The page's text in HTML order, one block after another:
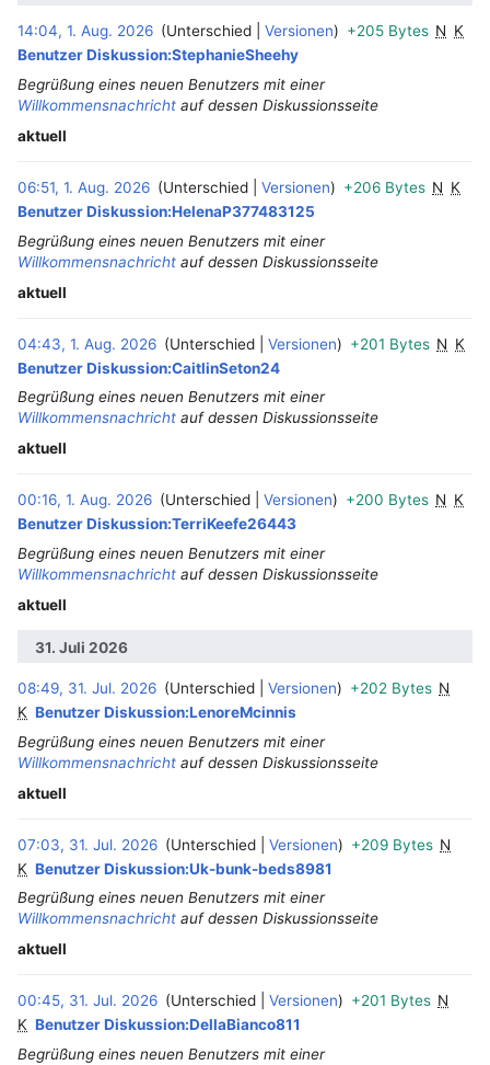
14:04, 1. Aug. 2026 Unterschied Versionen +205 Bytes N K
Benutzer Diskussion:StephanieSheehy
Begrüßung eines neuen Benutzers mit einer
Willkommensnachricht auf dessen Diskussionsseite
aktuell
06:51, 1. Aug. 2026 Unterschied Versionen +206 Bytes N K
Benutzer Diskussion:HelenaP377483125
Begrüßung eines neuen Benutzers mit einer
Willkommensnachricht auf dessen Diskussionsseite
aktuell
04:43, 1. Aug. 2026 Unterschied Versionen +201 Bytes N K
Benutzer Diskussion:CaitlinSeton24
Begrüßung eines neuen Benutzers mit einer
Willkommensnachricht auf dessen Diskussionsseite
aktuell
00:16, 1. Aug. 2026 Unterschied Versionen +200 Bytes N K
Benutzer Diskussion:TerriKeefe26443
Begrüßung eines neuen Benutzers mit einer
Willkommensnachricht auf dessen Diskussionsseite
aktuell
31. Juli 2026
08:49, 31. Jul. 2026 Unterschied Versionen +202 Bytes N
K Benutzer Diskussion:LenoreMcinnis
Begrüßung eines neuen Benutzers mit einer
Willkommensnachricht auf dessen Diskussionsseite
aktuell
07:03, 31. Jul. 2026 Unterschied Versionen +209 Bytes N
K Benutzer Diskussion:Uk-bunk-beds8981
Begrüßung eines neuen Benutzers mit einer
Willkommensnachricht auf dessen Diskussionsseite
aktuell
00:45, 31. Jul. 2026 Unterschied Versionen +201 Bytes N
K Benutzer Diskussion:DellaBianco811
Begrüßung eines neuen Benutzers mit einer